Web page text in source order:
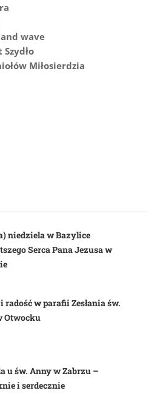
wave
Miłosierdzia
niedziela w Bazylice
Serca Pana Jezusa w
radość w parafii Zesłania św.
Otwocku
u św. Anny w Zabrzu –
i serdecznie